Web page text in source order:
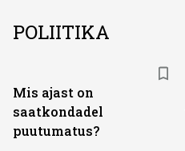
POLIITIKA
Mis ajast on
saatkondadel
puutumatus?